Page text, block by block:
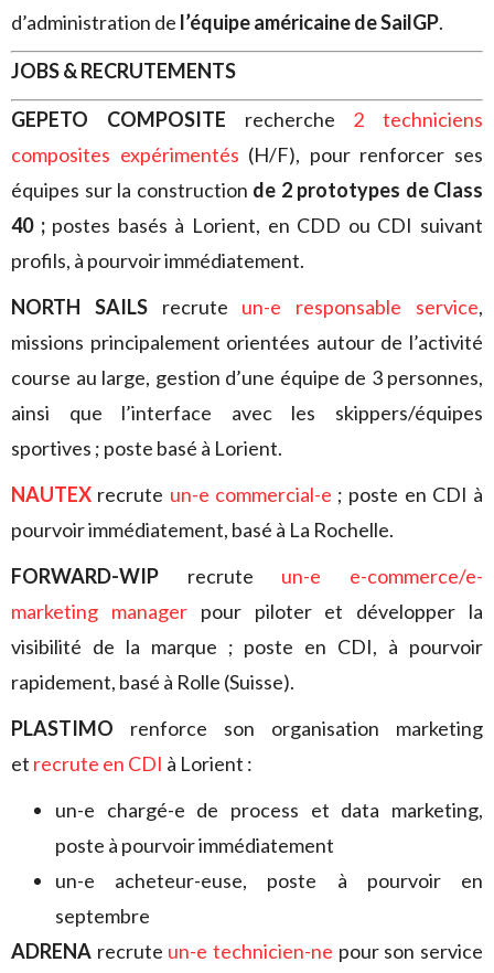
d’administration de l’équipe américaine de SailGP.
JOBS & RECRUTEMENTS
GEPETO COMPOSITE recherche 2 techniciens
composites expérimentés (H/F), pour renforcer ses
équipes sur la construction de 2 prototypes de Class
40 ; postes basés à Lorient, en CDD ou CDI suivant
profils, à pourvoir immédiatement.
NORTH SAILSrecrute un-e responsable service,
missions principalement orientées autour de l’activité
course au large, gestion d’une équipe de 3 personnes,
ainsi que l’interface avec les skippers/équipes
sportives ; poste basé à Lorient.
NAUTEX recrute un-e commercial-e ; poste en CDI à
pourvoir immédiatement, basé à La Rochelle.
FORWARD-WIP recrute un-e e-commerce/e-
marketing managerpour piloter et développer la
visibilité de la marque ; poste en CDI, à pourvoir
rapidement, basé à Rolle (Suisse).
PLASTIMO renforce son organisation marketing
et recrute en CDI à Lorient :
un-e chargé-e de process et data marketing,
poste à pourvoir immédiatement
un-e acheteur-euse, poste à pourvoir en
septembre
ADRENA recrute un-e technicien-ne pour son service